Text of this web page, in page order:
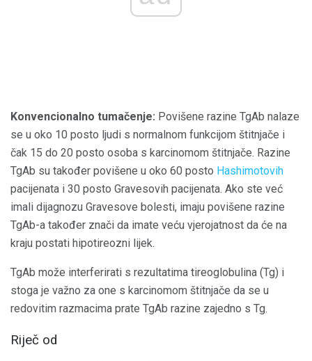
Konvencionalno tumačenje: Povišene razine TgAb nalaze
se u oko 10 posto ljudi s normalnom funkcijom štitnjače i
čak 15 do 20 posto osoba s karcinomom štitnjače. Razine
TgAb su također povišene u oko 60 posto Hashimotovih
pacijenata i 30 posto Gravesovih pacijenata. Ako ste već
imali dijagnozu Gravesove bolesti, imaju povišene razine
TgAb-a također znači da imate veću vjerojatnost da će na
kraju postati hipotireozni lijek.
TgAb može interferirati s rezultatima tireoglobulina (Tg) i
stoga je važno za one s karcinomom štitnjače da se u
redovitim razmacima prate TgAb razine zajedno s Tg.
Riječ od